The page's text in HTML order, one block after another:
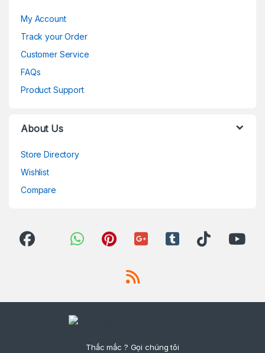
My Account
Track your Order
Customer Service
FAQs
Product Support
About Us
Store Directory
Wishlist
Compare
Thắc mắc ? Gọi chúng tôi